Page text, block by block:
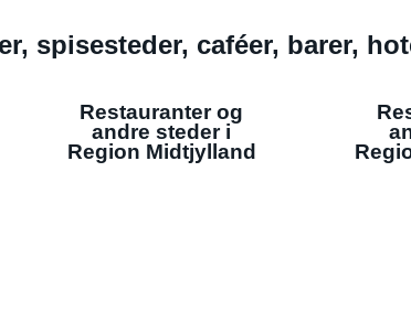
spisesteder, caféer, barer,
Restauranter og
andre steder i
Region Midtjylland